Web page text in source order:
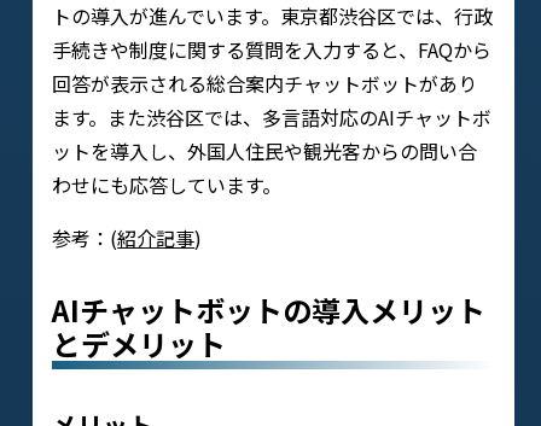
トの導入が進んでいます。東京都渋谷区では、行政
手続きや制度に関する質問を入力すると、FAQから
回答が表示される総合案内チャットボットがあり
ます。また渋谷区では、多言語対応のAIチャットボ
ットを導入し、外国人住民や観光客からの問い合
わせにも応答しています。
参考：(紹介記事)
AIチャットボットの導入メリット
とデメリット